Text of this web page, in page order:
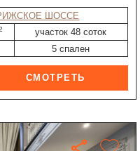
ШОССЕ
участок 48 соток
5 спален